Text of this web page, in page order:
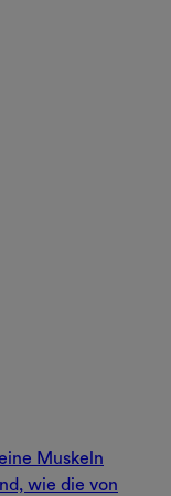
Muskeln
wie die von